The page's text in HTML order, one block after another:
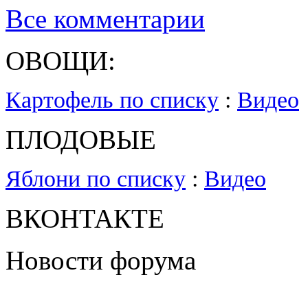
Все комментарии
ОВОЩИ:
Картофель по списку : Видео
ПЛОДОВЫЕ
Яблони по списку : Видео
ВКОНТАКТЕ
Новости форума